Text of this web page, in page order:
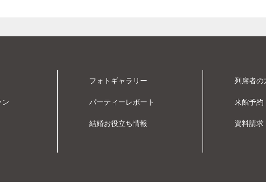
れますと、認証が必要なサービスを受けられなくなる等、インターネット
サービスの利用について
善を目的として、Googleアナリティクス（アクセス解析ツール）を導入し
社のプライバシーポリシーに基づいて管理されます。
ン
フォトギャラリー
パーティーレポート
結婚お役立ち情報
列席者の
来館予約
資料請求